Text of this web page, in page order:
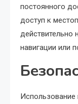
постоянного
доступ к
действительно
навигации или